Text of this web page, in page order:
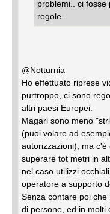
problemi.. ci
regole..
@Notturnia
Ho effettuato riprese
purtroppo, ci sono
altri paesi Europei.
Magari sono meno
(puoi volare ad
autorizzazioni), ma
superare tot metri in
nel caso utilizzi
operatore a supporto
Senza contare poi
di persone, ed in molti